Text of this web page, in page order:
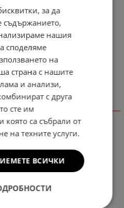
описанието.
за да
съдържанието,
нашия
споделяме
на
страна с нашите
и анализи,
с друга
сте им
която са събрали от
на техните услуги.
ВСИЧКИ